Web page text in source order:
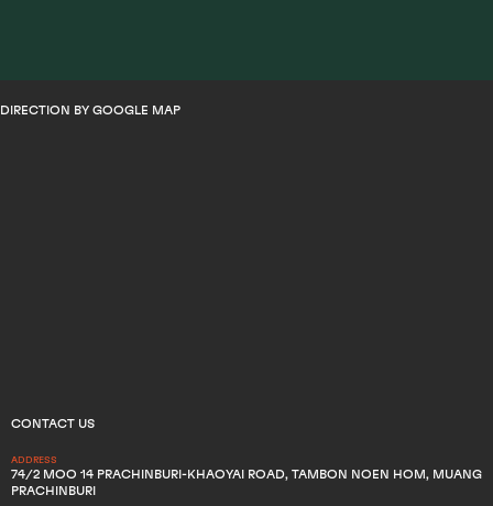
DIRECTION BY GOOGLE MAP
CONTACT US
ADDRESS
74/2 MOO 14 PRACHINBURI-KHAOYAI ROAD, TAMBON NOEN HOM, MUANG
PRACHINBURI